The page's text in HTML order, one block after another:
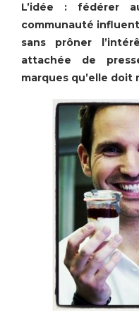
L’idée : fédérer
communauté
sans prôner
attachée de
marques qu’elle doit